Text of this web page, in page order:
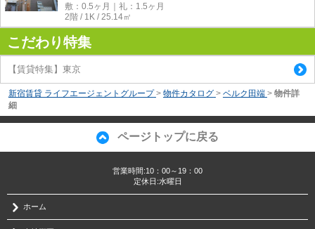
敷：0.5ヶ月｜礼：1.5ヶ月
2階 / 1K / 25.14㎡
こだわり特集
【賃貸特集】東京
新宿賃貸 ライフエージェントグループ > 物件カタログ > ベルク田端 > 物件詳
細
ページトップに戻る
営業時間:10：00～19：00
定休日:水曜日
ホーム